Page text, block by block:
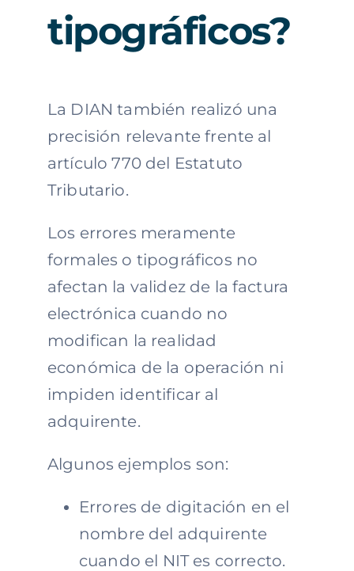
tipográficos?
La DIAN también realizó una
precisión relevante frente al
artículo 770 del Estatuto
Tributario.
Los errores meramente
formales o tipográficos no
afectan la validez de la factura
electrónica cuando no
modifican la realidad
económica de la operación ni
impiden identificar al
adquirente.
Algunos ejemplos son:
Errores de digitación en el
nombre del adquirente
cuando el NIT es correcto.